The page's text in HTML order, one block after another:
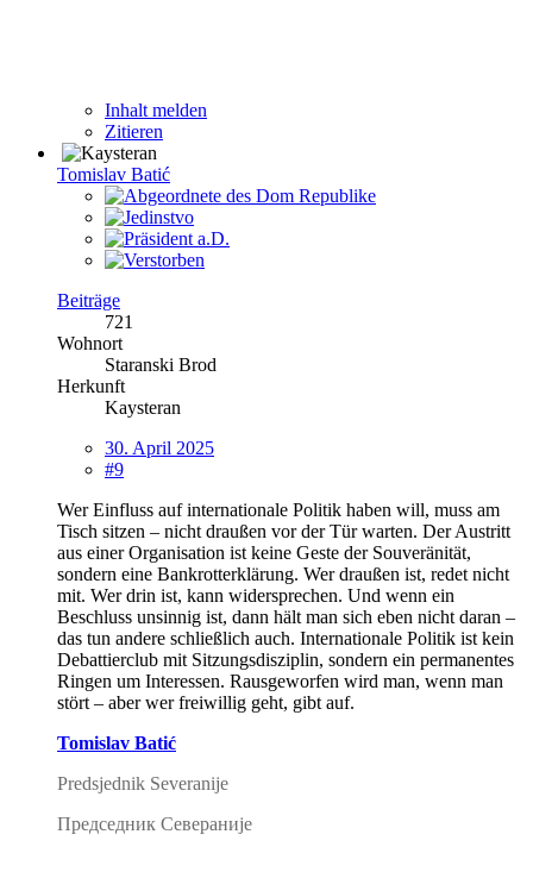
Inhalt melden
Zitieren
Tomislav Batić
Beiträge
721
Wohnort
Staranski Brod
Herkunft
Kaysteran
30. April 2025
#9
Wer Einfluss auf internationale Politik haben will, muss am
Tisch sitzen – nicht draußen vor der Tür warten. Der Austritt
aus einer Organisation ist keine Geste der Souveränität,
sondern eine Bankrotterklärung. Wer draußen ist, redet nicht
mit. Wer drin ist, kann widersprechen. Und wenn ein
Beschluss unsinnig ist, dann hält man sich eben nicht daran –
das tun andere schließlich auch. Internationale Politik ist kein
Debattierclub mit Sitzungsdisziplin, sondern ein permanentes
Ringen um Interessen. Rausgeworfen wird man, wenn man
stört – aber wer freiwillig geht, gibt auf.
Tomislav Batić
Predsjednik Severanije
Председник Севераније